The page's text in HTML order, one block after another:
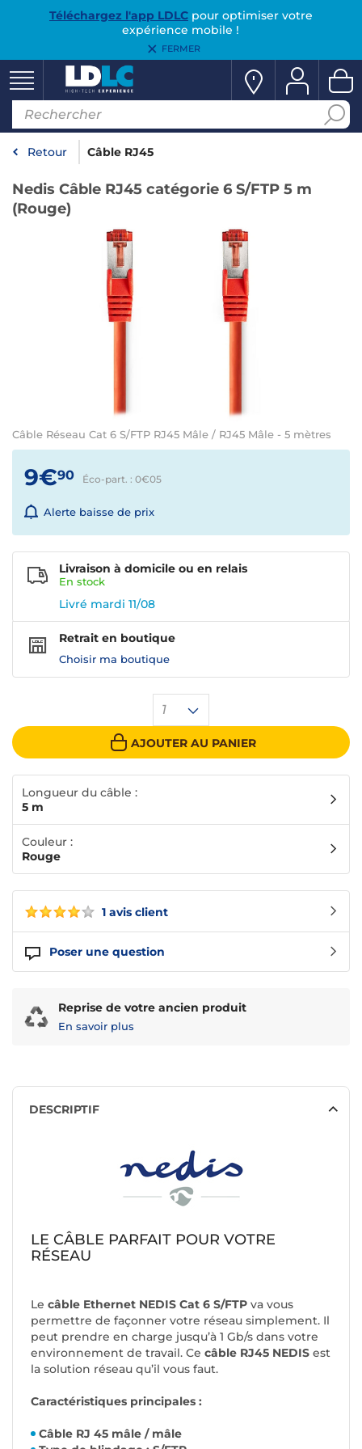
Téléchargez l'app LDLCpour optimiser votre
expérience mobile !
FERMER
Retour Câble RJ45
Nedis Câble RJ45 catégorie 6 S/FTP 5 m
(Rouge)
Câble Réseau Cat 6 S/FTP RJ45 Mâle / RJ45 Mâle - 5 mètres
1 avis client
Poser une question
9€90 Éco-part. : 0€05
Alerte baisse de prix
1
AJOUTER AU PANIER
Livraison à domicile ou en relais
En stock
Livré mardi 11/08
Retrait en boutique
Choisir ma boutique
Longueur du câble :
5 m
Couleur :
Rouge
Reprise de votre ancien produit
En savoir plus
DESCRIPTIF
LE CÂBLE PARFAIT POUR VOTRE
RÉSEAU
Le câble Ethernet NEDIS Cat 6 S/FTP va vous
permettre de façonner votre réseau simplement. Il
peut prendre en charge jusqu’à 1 Gb/s dans votre
environnement de travail. Ce câble RJ45 NEDIS est
la solution réseau qu’il vous faut.
Caractéristiques principales :
Câble RJ 45 mâle / mâle